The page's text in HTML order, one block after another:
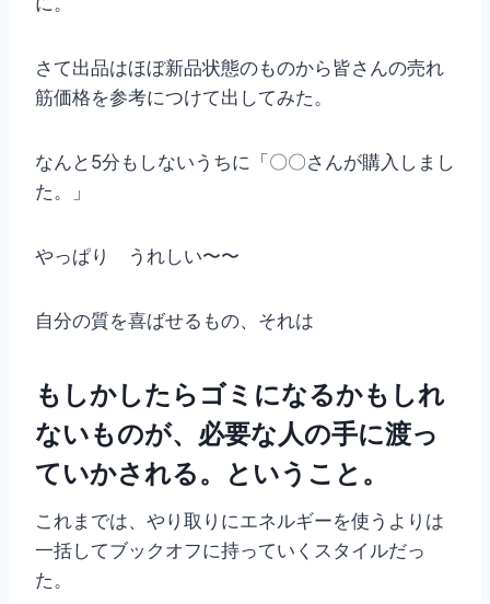
さて出品はほぼ新品状態のものから皆さんの売れ
筋価格を参考につけて出してみた。
なんと5分もしないうちに「〇〇さんが購入しまし
た。」
やっぱり うれしい〜〜
自分の質を喜ばせるもの、それは
もしかしたらゴミになるかもしれ
ないものが、必要な人の手に渡っ
ていかされる。ということ。
これまでは、やり取りにエネルギーを使うよりは
一括してブックオフに持っていくスタイルだっ
た。